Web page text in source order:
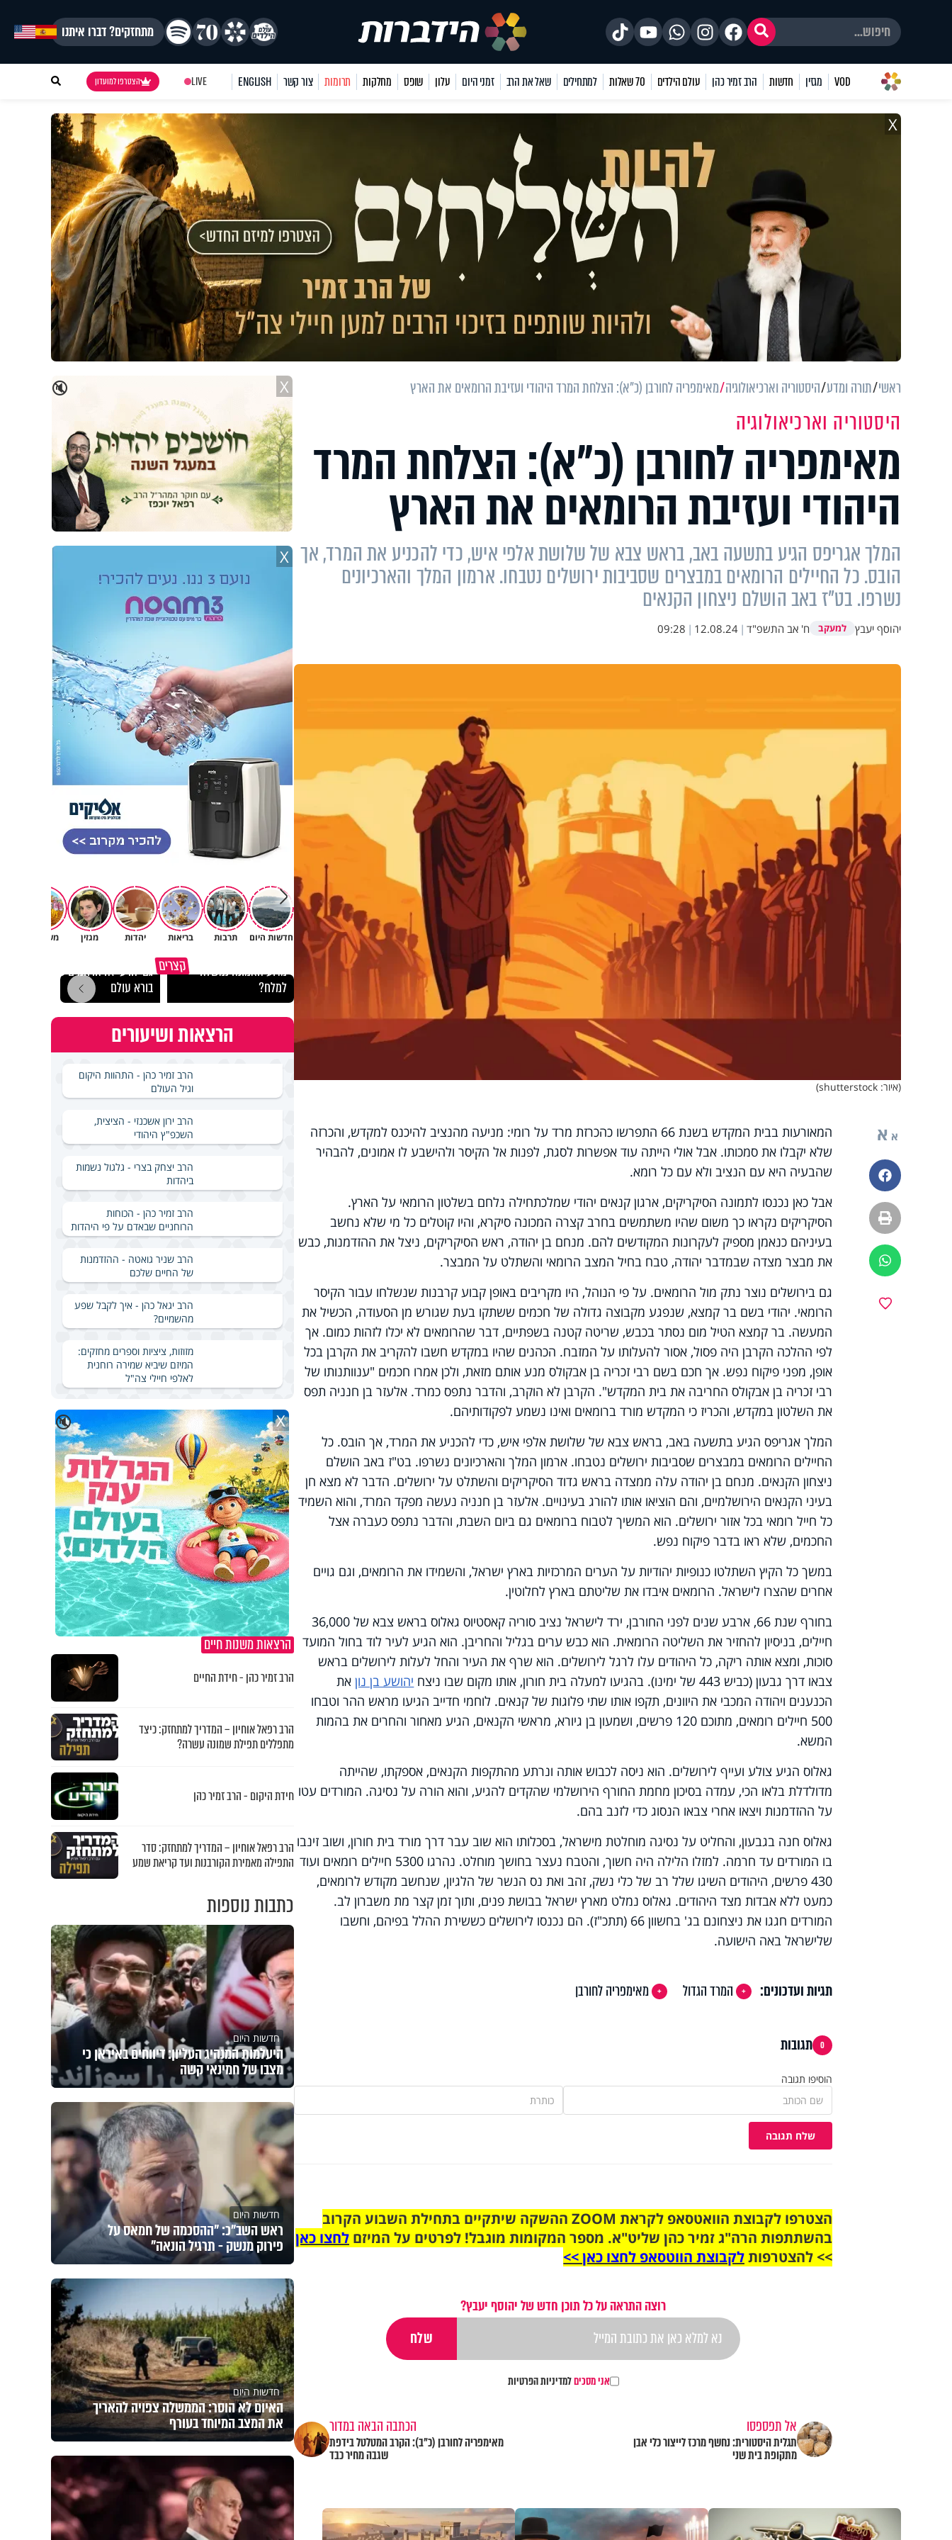
מתחזקים? דברו איתנו
VOD מגזין חדשות הרב זמיר כהן עולם הילדים 70 שאלות למתחילים שאל את הרב זמני היום עלון שופס מחלקות תרומות צור קשר ENGLISH
LIVE הצטרפו למועדון
X
ראשי תורה ומדע היסטוריה וארכיאולוגיה מאימפריה לחורבן (כ"א): הצלחת המרד היהודי ועזיבת הרומאים את הארץ
היסטוריה וארכיאולוגיה
מאימפריה לחורבן (כ"א): הצלחת המרד
היהודי ועזיבת הרומאים את הארץ
המלך אגריפס הגיע בתשעה באב, בראש צבא של שלושת אלפי איש, כדי להכניע את המרד, אך
הובס. כל החיילים הרומאים במבצרים שסביבות ירושלים נטבחו. ארמון המלך והארכיונים
נשרפו. בט"ז באב הושלם ניצחון הקנאים
יהוסף יעבץ למעקב ח' אב התשפ"ד |
12.08.24
|
09:28
(איור: shutterstock)
א א
פייסבוק
הדפסה
ווטסאפ
המאורעות בבית המקדש בשנת 66 התפרשו כהכרזת מרד על רומי: מניעה מהנציב להיכנס למקדש, והכרזה
שלא יקבלו את סמכותו. אבל אולי הייתה עוד אפשרות לסגת, לפנות אל הקיסר ולהישבע לו אמונים, להבהיר
שהבעיה היא עם הנציב ולא עם כל רומא.
אבל כאן נכנסו לתמונה הסיקריקים, ארגון קנאים יהודי שמלכתחילה נלחם בשלטון הרומאי על הארץ.
הסיקריקים נקראו כך משום שהיו משתמשים בחרב קצרה המכונה סיקרא, והיו קוטלים כל מי שלא נחשב
בעיניהם כנאמן מספיק לעקרונות המקודשים להם. מנחם בן יהודה, ראש הסיקריקים, ניצל את ההזדמנות, כבש
את מבצר מצדה שבמדבר יהודה, טבח בחיל המצב הרומאי והשתלט על המבצר.
גם בירושלים נוצר נתק מול הרומאים. על פי הנוהל, היו מקריבים באופן קבוע קרבנות שנשלחו עבור הקיסר
הרומאי. יהודי בשם בר קמצא, שנפגע מקבוצה גדולה של חכמים ששתקו בעת שגורש מן הסעודה, הכשיל את
המעשה. בר קמצא הטיל מום נסתר בכבש, שריטה קטנה בשפתיים, דבר שהרומאים לא יכלו לזהות כמום. אך
לפי ההלכה הקרבן היה פסול, אסור להעלותו על המזבח. הכהנים שהיו במקדש חשבו להקריב את הקרבן בכל
אופן, מפני פיקוח נפש. אך חכם בשם רבי זכריה בן אבקולס מנע אותם מזאת, ולכן אמרו חכמים "ענוותנותו של
רבי זכריה בן אבקולס החריבה את בית המקדש". הקרבן לא הוקרב, והדבר נתפס כמרד. אלעזר בן חנניה תפס
את השלטון במקדש, והכריז כי המקדש מורד ברומאים ואינו נשמע לפקודותיהם.
המלך אגריפס הגיע בתשעה באב, בראש צבא של שלושת אלפי איש, כדי להכניע את המרד, אך הובס. כל
החיילים הרומאים במבצרים שסביבות ירושלים נטבחו. ארמון המלך והארכיונים נשרפו. בט"ז באב הושלם
ניצחון הקנאים. מנחם בן יהודה עלה ממצדה בראש גדוד הסיקריקים והשתלט על ירושלים. הדבר לא מצא חן
בעיני הקנאים הירושלמיים, והם הוציאו אותו להורג בעינויים. אלעזר בן חנניה נעשה מפקד המרד, והוא השמיד
כל חייל רומאי בכל אזור ירושלים. הוא המשיך לטבוח ברומאים גם ביום השבת, והדבר נתפס כעברה אצל
החכמים, שלא ראו בדבר פיקוח נפש.
במשך כל הקיץ השתלטו כנופיות יהודיות על הערים המרכזיות בארץ ישראל, והשמידו את הרומאים, וגם גויים
אחרים שהצרו לישראל. הרומאים איבדו את שליטתם בארץ לחלוטין.
בחורף שנת 66, ארבע שנים לפני החורבן, ירד לישראל נציב סוריה קאסטיוס גאלוס בראש צבא של 36,000
חיילים, בניסיון להחזיר את השליטה הרומאית. הוא כבש ערים בגליל והחריבן. הוא הגיע לעיר לוד בחול המועד
סוכות, ומצא אותה ריקה, כל היהודים עלו לרגל לירושלים. הוא שרף את העיר והחל לעלות לירושלים בראש
צבאו דרך גבעון (כביש 443 של ימינו). בהגיעו למעלה בית חורון, אותו מקום שבו ניצח
יהושע בן נוןאת
הכנענים ויהודה המכבי את היוונים, תקפו אותו שתי פלוגות של קנאים. לוחמי חדייב הגיעו מראש ההר וטבחו
500 חיילים רומאים, מתוכם 120 פרשים, ושמעון בן גיורא, מראשי הקנאים, הגיע מאחור והחרים את בהמות
המשא.
גאלוס הגיע צולע ועייף לירושלים. הוא ניסה לכבוש אותה ונרתע מהתקפות הקנאים, אספקתו, שהייתה
מדולדלת בלאו הכי, עמדה בסיכון מחמת החורף הירושלמי שהקדים להגיע, והוא הורה על נסיגה. המורדים עטו
על ההזדמנות ויצאו אחרי צבאו הנסוג כדי לזנב בהם.
גאלוס חנה בגבעון, והחליט על נסיגה מוחלטת מישראל, בסכלותו הוא שוב עבר דרך מורד בית חורון, ושוב זינבו
בו המורדים עד חרמה. למזלו הלילה היה חשוך, והטבח נעצר בחושך מוחלט. נהרגו 5300 חיילים רומאים ועוד
430 פרשים, היהודים השיגו שלל רב של כלי נשק, זהב ואת נס הנשר של הלגיון, שנחשב מקודש לרומאים,
כמעט ללא אבדות מצד היהודים. גאלוס נמלט מארץ ישראל בבושת פנים, ותוך זמן קצר מת משברון לב.
המורדים חגגו את ניצחונם בג' בחשוון 66 (תתכ"ז). הם נכנסו לירושלים כששירת ההלל בפיהם, וחשבו
שלישראל באה הישועה.
תגיות ועדכונים: המרד הגדול מאימפריה לחורבן
0 תגובות
הוסיפו תגובה
שלח תגובה
הצטרפו לקבוצת הוואטסאפ לקראת ZOOM ההשקה שיתקיים בתחילת השבוע הקרוב
בהשתתפות הרה"ג זמיר כהן שליט"א. מספר המקומות מוגבל! לפרטים על המיזם לחצו כאן
>> להצטרפותלקבוצת הווטסאפ לחצו כאן >>
רוצה התראה על כל תוכן חדש של יהוסף יעבץ?
אני מסכיםלמדיניות הפרטיות
אל תפספסו
תגלית היסטורית: נחשף מרכז לייצור כלי אבן
מתקופת בית שני
הכתבה הבאה במדור
מאימפריה לחורבן (כ"ב): הקרב המטלטל בידפת
שגבה מחיר כבד
🔇 X
X
חדשות היום תרבות בריאות יהדות מגזין משפחה
קצרים
מדוע האמונה נמשלה
למלח?
גם ׳הרע׳ זה הרחמים של
בורא עולם
הרצאות ושיעורים
הרב זמיר כהן - התהוות היקום
וגיל העולם
הרב ירון אשכנזי - הציצית,
השכפ"ץ היהודי
הרב יצחק בצרי - גלגול נשמות
ביהדות
הרב זמיר כהן - הכוחות
הרוחניים שבאדם על פי היהדות
הרב שניר גואטה - ההזדמנות
של החיים שלכם
הרב יגאל כהן - איך לקבל שפע
מהשמיים?
מזוזות, ציציות וספרים מחזקים:
המיזם שיביא שמירה רוחנית
לאלפי חיילי צה"ל
🔇 X
הרצאות משנות חיים
הרב זמיר כהן - חידת החיים
הרב רפאל אוחיון – המדריך למתחזק: כיצד
מתפללים תפילת שמונה עשרה?
חידת היקום - הרב זמיר כהן
הרב רפאל אוחיון – המדריך למתחזק: סדר
התפילה מאמירת הקורבנות ועד קריאת שמע
כתבות נוספות
חדשות היום
היעלמות המנהיג העליון: דיווחים באיראן כי
מצבו של חמינאי קשה
חדשות היום
ראש השב"כ: "ההסכמה של חמאס על
פירוק מנשק - תרגיל הונאה"
חדשות היום
האיום לא הוסר: הממשלה צפויה להאריך
את המצב המיוחד בעורף